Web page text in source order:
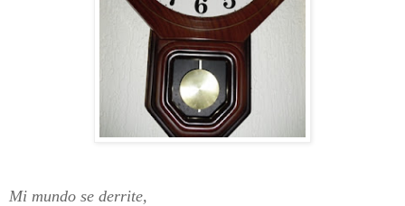
Mi mundo se derrite,